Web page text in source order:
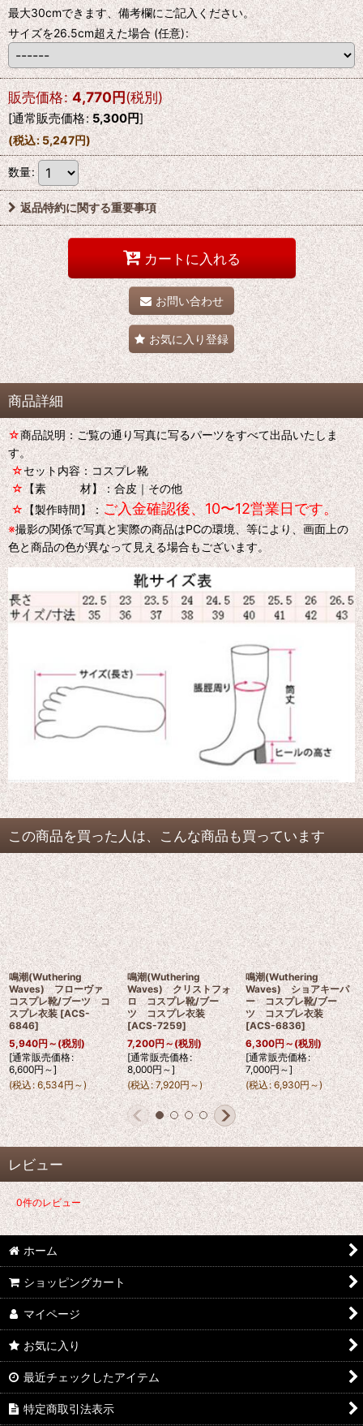
最大30cmできます、備考欄にご記入ください。
サイズを26.5cm超えた場合(任意):
販売価格: 4,770円(税別)
[通常販売価格: 5,300円]
(税込:5,247円)
数量:
返品特約に関する重要事項
カートに入れる
お問い合わせ
お気に入り登録
商品詳細
☆商品説明：ご覧の通り写真に写るパーツをすべて出品いたしま
す。
☆セット内容：コスプレ靴
☆【素 材】：合皮｜その他
☆【製作時間】：ご入金確認後、10〜12営業日です。
※撮影の関係で写真と実際の商品はPCの環境、等により、画面上の
色と商品の色が異なって見える場合もございます。
この商品を買った人は、こんな商品も買っています
鳴潮(Wuthering
Waves) フローヴァ
コスプレ靴/ブーツ コ
スプレ衣装 [ACS-
6846]
5,940円～(税別)
[通常販売価格:
6,600円～]
(税込: 6,534円～)
鳴潮(Wuthering
Waves) クリストフォ
ロ コスプレ靴/ブー
ツ コスプレ衣装
[ACS-7259]
7,200円～(税別)
[通常販売価格:
8,000円～]
(税込: 7,920円～)
鳴潮(Wuthering
Waves) ショアキーパ
ー コスプレ靴/ブー
ツ コスプレ衣装
[ACS-6836]
6,300円～(税別)
[通常販売価格:
7,000円～]
(税込: 6,930円～)
レビュー
0件のレビュー
ホーム
ショッピングカート
マイページ
お気に入り
最近チェックしたアイテム
特定商取引法表示